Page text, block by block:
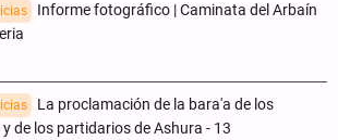
Informe fotográfico | Caminata del Arbaín
La proclamación de la bara'a de los
de los partidarios de Ashura - 13